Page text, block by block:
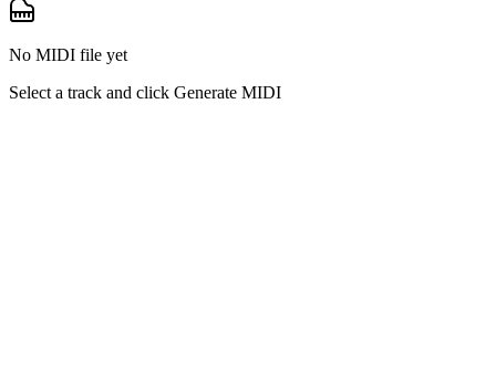
No MIDI file yet
Select a track and click Generate MIDI